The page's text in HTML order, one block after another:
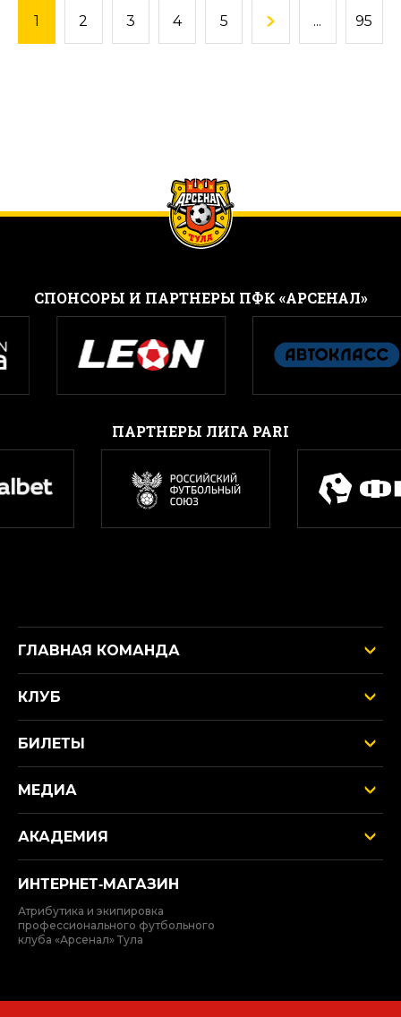
1 2 3 4 5 ... 95
CПОНСОРЫ И ПАРТНЕРЫ ПФК «АРСЕНАЛ»
ПАРТНЕРЫ ЛИГА PARI
ГЛАВНАЯ КОМАНДА
КЛУБ
БИЛЕТЫ
МЕДИА
АКАДЕМИЯ
ИНТЕРНЕТ‑МАГАЗИН
Атрибутика и экипировка
профессионального футбольного
клуба «Арсенал» Тула